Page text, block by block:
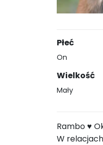
Płeć
On
Wielkość
Mały
Rambo ♥️
W